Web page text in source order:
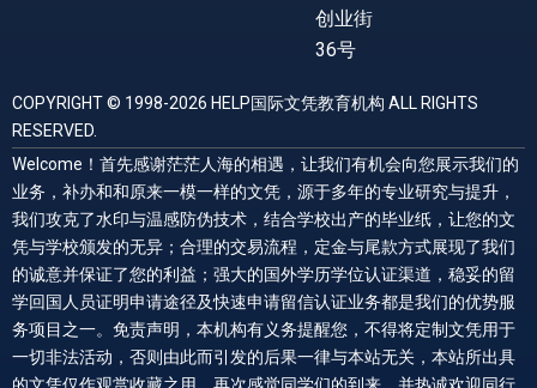
创业街
36号
COPYRIGHT © 1998-2026 HELP国际文凭教育机构 ALL RIGHTS
RESERVED.
Welcome！首先感谢茫茫人海的相遇，让我们有机会向您展示我们的
业务，补办和和原来一模一样的文凭，源于多年的专业研究与提升，
我们攻克了水印与温感防伪技术，结合学校出产的毕业纸，让您的文
凭与学校颁发的无异；合理的交易流程，定金与尾款方式展现了我们
的诚意并保证了您的利益；强大的国外学历学位认证渠道，稳妥的留
学回国人员证明申请途径及快速申请留信认证业务都是我们的优势服
务项目之一。免责声明，本机构有义务提醒您，不得将定制文凭用于
一切非法活动，否则由此而引发的后果一律与本站无关，本站所出具
的文凭仅作观赏收藏之用。再次感觉同学们的到来，并热诚欢迎同行